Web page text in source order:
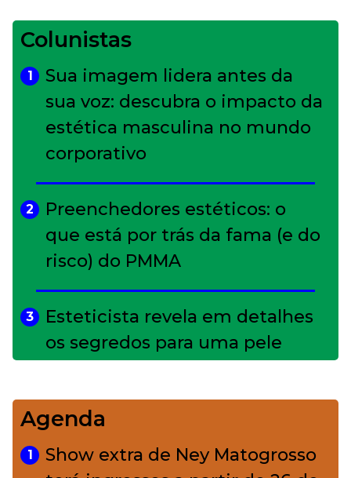
Colunistas
1
Sua imagem lidera antes da
sua voz: descubra o impacto da
estética masculina no mundo
corporativo
2
Preenchedores estéticos: o
que está por trás da fama (e do
risco) do PMMA
3
Esteticista revela em detalhes
os segredos para uma pele
4
Bolsas de palha e ráfia: o
charme rústico que
Agenda
1
Show extra de Ney Matogrosso